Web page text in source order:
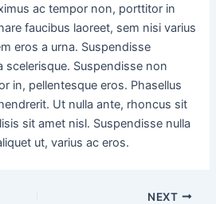
ac tempor non, porttitor in
faucibus laoreet, sem nisi varius
eros a urna. Suspendisse
scelerisque. Suspendisse non
in, pellentesque eros. Phasellus
Ut nulla ante, rhoncus sit
sit amet nisl. Suspendisse nulla
ut, varius ac eros.
NEXT